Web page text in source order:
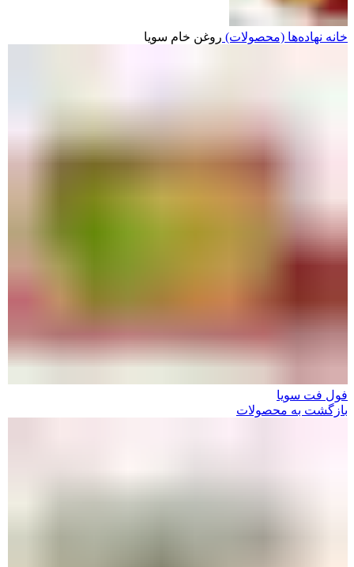
خانه نهاده‌ها (محصولات) روغن خام سویا
فول فت سویا
بازگشت به محصولات